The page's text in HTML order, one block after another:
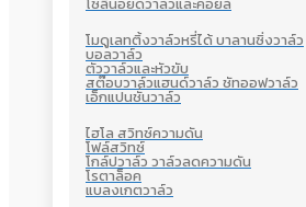
โมดูเลทติ้งวาล์วหรี่ได้ บาลานซิ่งวาล์ว
บอลวาล์ว
ตัววาล์วและหัวขับ
สต๊อบวาล์วแฮนด์วาล์ว ชัทออฟวาล์ว
เอ็กแปนชั่นวาล์ว
ไฮโล สวิทซ์ความดัน
โฟล์สวิทซ์
โกล์ปวาล์ว วาล์วลดความดัน
โรตาล็อค
แบลงเกตวาล์ว